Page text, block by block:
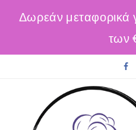
Δωρεάν μεταφορικά
των